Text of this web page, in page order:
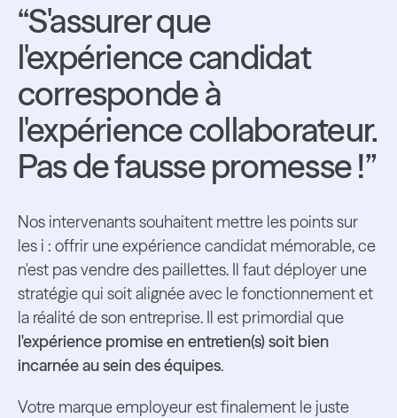
“S'assurer que
l'expérience candidat
corresponde à
l'expérience collaborateur.
Pas de fausse promesse !”
Nos intervenants souhaitent mettre les points sur
les i : offrir une expérience candidat mémorable, ce
n'est pas vendre des paillettes. Il faut déployer une
stratégie qui soit alignée avec le fonctionnement et
la réalité de son entreprise. Il est primordial que
l'expérience promise en entretien(s) soit bien
incarnée au sein des équipes.
Votre marque employeur est finalement le juste